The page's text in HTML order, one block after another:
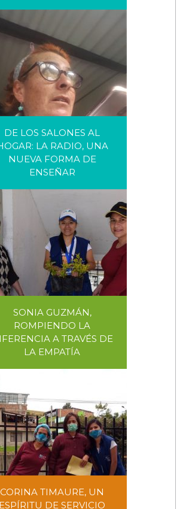
A LA LABOR SOCIAL
SALONES AL HOGAR: LA
UNA NUEVA FORMA DE
ENSEÑAR
DE LOS SALONES AL
LA RADIO, UNA
NUEVA FORMA DE
ENSEÑAR
GUZMÁN, ROMPIENDO
DIFERENCIA A TRAVÉS DE
LA EMPATÍA
SONIA GUZMÁN,
ROMPIENDO LA
A TRAVÉS DE
LA EMPATÍA
CORINA TIMAURE, UN
ESPÍRITU DE SERVICIO